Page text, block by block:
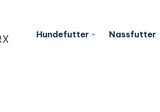
Hundefutter Nassfutter